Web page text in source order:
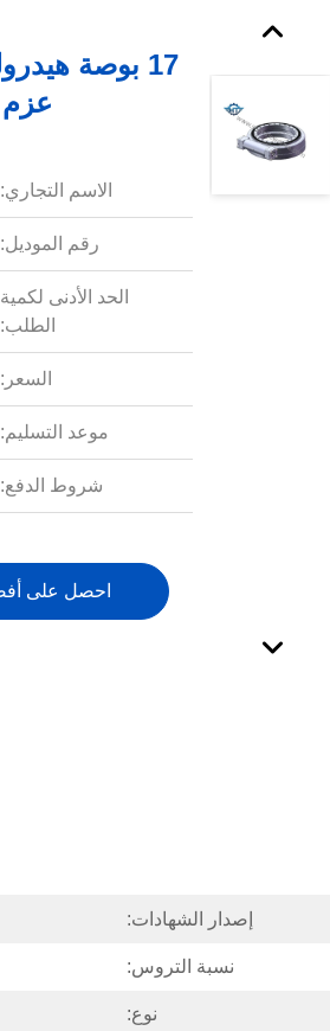
عزم
الاسم التجاري:
رقم الموديل:
الحد الأدنى لكمية
الطلب:
السعر:
موعد التسليم:
شروط الدفع:
احصل على
إصدار الشهادات:
نسبة التروس:
نوع: